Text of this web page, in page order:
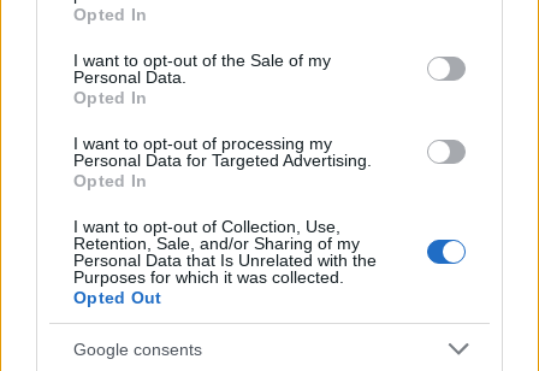
use your data for below specified purposes in below Google
consent section.
Opted In
I want to opt-out of the Sale of my
Personal Data.
Opted In
I want to opt-out of processing my
Personal Data for Targeted Advertising.
Opted In
I want to opt-out of Collection, Use,
Retention, Sale, and/or Sharing of my
Personal Data that Is Unrelated with the
Purposes for which it was collected.
Opted Out
Google consents
diretto per verificare interazione, localizzazione
l’equilibrio tra performance competitiva, salute
del roster e sostenibilità economica in un
contesto gestionale di lungo periodo.
AUTORE
Francesca Lombardi
Francesca Lombardi, fiorentina, prese appunti
da allora firma approfondimenti sui motori. In